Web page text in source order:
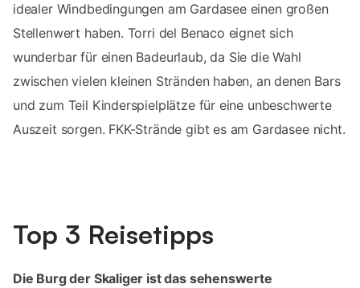
idealer Windbedingungen am Gardasee einen großen
Stellenwert haben. Torri del Benaco eignet sich
wunderbar für einen Badeurlaub, da Sie die Wahl
zwischen vielen kleinen Stränden haben, an denen Bars
und zum Teil Kinderspielplätze für eine unbeschwerte
Auszeit sorgen. FKK-Strände gibt es am Gardasee nicht.
Top 3 Reisetipps
Die Burg der Skaliger ist das sehenswerte